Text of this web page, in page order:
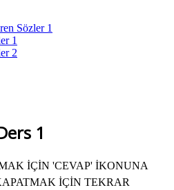
Sözler 1
1
2
1
İÇİN 'CEVAP' İKONUNA
İÇİN TEKRAR